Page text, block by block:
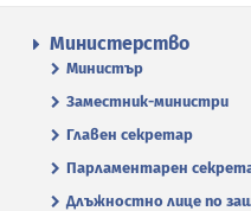
Министерство
Министър
Заместник-министри
Главен секретар
Парламентарен
Длъжностно лице по